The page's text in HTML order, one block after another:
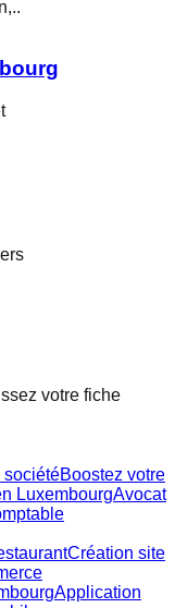
votre fiche
sociétéBoostez votre
LuxembourgAvocat
Création site
Application